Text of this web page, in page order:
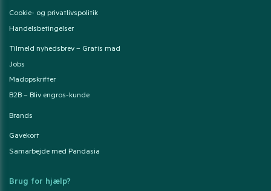
Cookie- og privatlivspolitik
Handelsbetingelser
Tilmeld nyhedsbrev – Gratis mad
Jobs
Madopskrifter
B2B – Bliv engros-kunde
Brands
Gavekort
Samarbejde med Pandasia
Brug for hjælp?